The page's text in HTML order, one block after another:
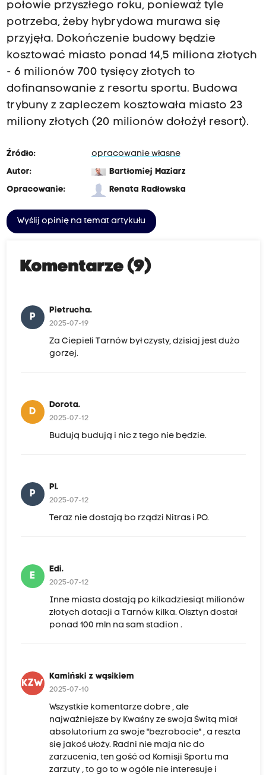
połowie przyszłego roku, ponieważ tyle
potrzeba, żeby hybrydowa murawa się
przyjęła. Dokończenie budowy będzie
kosztować miasto ponad 14,5 miliona złotych
- 6 milionów 700 tysięcy złotych to
dofinansowanie z resortu sportu. Budowa
trybuny z zapleczem kosztowała miasto 23
miliony złotych (20 milionów dołożył resort).
Źródło:
opracowanie własne
Autor:
Bartłomiej Maziarz
Opracowanie:
Renata Radłowska
Wyślij opinię na temat artykułu
Komentarze (9)
P
Pietrucha.
2025-07-19
Za Ciepieli Tarnów był czysty, dzisiaj jest dużo
gorzej.
D
Dorota.
2025-07-12
Budują budują i nic z tego nie będzie.
P
Pl.
2025-07-12
Teraz nie dostają bo rządzi Nitras i PO.
E
Edi.
2025-07-12
Inne miasta dostają po kilkadziesiąt milionów
złotych dotacji a Tarnów kilka. Olsztyn dostał
ponad 100 mln na sam stadion .
KZW
Kamiński z wąsikiem
2025-07-10
Wszystkie komentarze dobre , ale
najważniejsze by Kwaśny ze swoja Świtą miał
absolutorium za swoje "bezrobocie" , a reszta
się jakoś ułoży. Radni nie maja nic do
zarzucenia, ten gość od Komisji Sportu ma
zarzuty , to go to w ogóle nie interesuje i